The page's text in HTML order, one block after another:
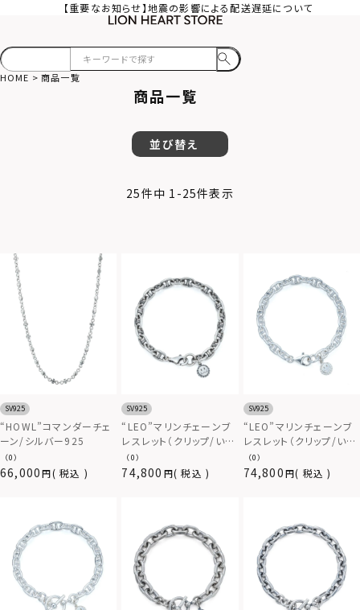
【重要なお知らせ】地震の影響による配送遅延について
HOME 商品一覧
商品一覧
並び替え
25件中 1 -25件表示
SV925
“HOWL”コマンダーチェ
ーン/シルバー925
（0）
66,000 税込
SV925
“LEO”マリンチェーンブ
レスレット（クリップ/いぶ
し仕上げ）/シルバー925
（0）
74,800 税込
SV925
“LEO”マリンチェーンブ
レスレット（クリップ/いぶ
し無し）/シルバー925
（0）
74,800 税込